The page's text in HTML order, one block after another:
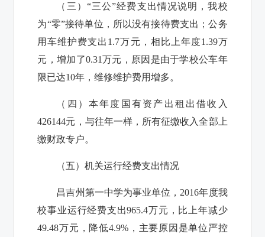
（三）“三公”经费支出情况说明，我校
为“零”接待单位，所以没有接待费支出；公务
用车维护费支出1.7万元，相比上年度1.39万
元，增加了0.31万元，原因是由于学校公车年
限已达10年，维修维护费用增多。
（四）本年度国有资产出租出借收入
426144元，与往年一样，所有征缴收入全部上
缴财政专户。
（五）机关运行经费支出情况
昌吉州第一中学为事业单位，2016年度我
校事业运行经费支出965.4万元，比上年减少
49.48万元，降低4.9%，主要原因是单位严控